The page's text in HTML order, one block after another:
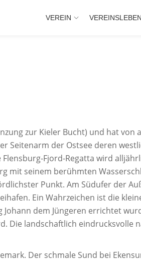
VEREIN VEREINSLEBEN
zur Kieler Bucht) und hat von
Seitenarm der Ostsee deren
Fjord-Regatta wird
mit seinem berühmten
Punkt. Am Südufer der
Ein Wahrzeichen ist die
dem Jüngeren errichtet
Die landschaftlich eindrucksvolle
Der schmale Sund bei